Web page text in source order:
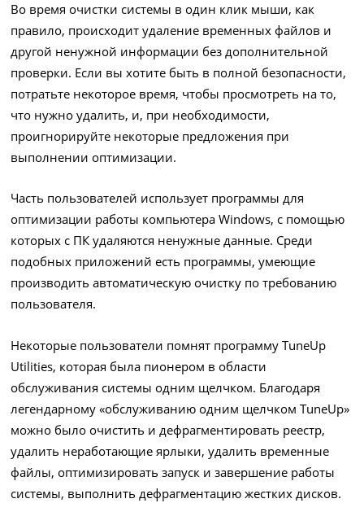
Во время очистки системы в один клик мыши, как
правило, происходит удаление временных файлов и
другой ненужной информации без дополнительной
проверки. Если вы хотите быть в полной безопасности,
потратьте некоторое время, чтобы просмотреть на то,
что нужно удалить, и, при необходимости,
проигнорируйте некоторые предложения при
выполнении оптимизации.
Часть пользователей использует программы для
оптимизации работы компьютера Windows, с помощью
которых с ПК удаляются ненужные данные. Среди
подобных приложений есть программы, умеющие
производить автоматическую очистку по требованию
пользователя.
Некоторые пользователи помнят программу TuneUp
Utilities, которая была пионером в области
обслуживания системы одним щелчком. Благодаря
легендарному «обслуживанию одним щелчком TuneUp»
можно было очистить и дефрагментировать реестр,
удалить неработающие ярлыки, удалить временные
файлы, оптимизировать запуск и завершение работы
системы, выполнить дефрагментацию жестких дисков.